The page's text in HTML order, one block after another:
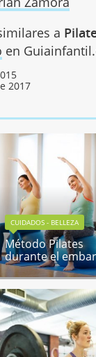
a
en
2017
CUIDADOS - BELLEZA
Método Pilates
durante el